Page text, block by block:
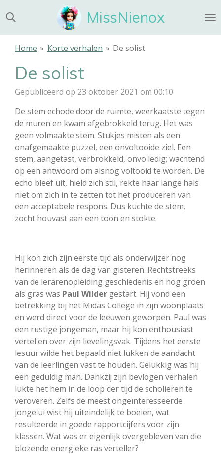
direct
naar
MissNienox
Home » Korte verhalen » De solist
De solist
Gepubliceerd op 23 oktober 2021 om 00:10
De stem echode door de ruimte, weerkaatste tegen
de muren en kwam afgebrokkeld terug. Het was
geen volmaakte stem. Stukjes misten als een
onafgemaakte puzzel, een onvoltooide ziel. Een
stem, aangetast, verbrokkeld, onvolledig; wachtend
op een antwoord om alsnog voltooid te worden. De
echo bleef uit, hield zich stil, rekte haar lange hals
niet om zich in te zetten tot het produceren van
een acceptabele respons. Dus kuchte de stem,
zocht houvast aan een toon en stokte.
Hij kon zich zijn eerste tijd als onderwijzer nog
herinneren als de dag van gisteren. Rechtstreeks
van de lerarenopleiding geschiedenis en nog groen
als gras was Paul Wilder gestart. Hij vond een
betrekking bij het Midas College in zijn woonplaats
en werd direct voor de leeuwen geworpen. Paul was
een rustige jongeman, maar hij kon enthousiast
vertellen over zijn lievelingsvak. Tijdens het eerste
lesuur wilde het bepaald niet lukken de aandacht
van de leerlingen vast te houden. Gelukkig was hij
een geduldig man. Dankzij zijn bevlogen verhalen
lukte het hem in de loop der tijd de scholieren te
veroveren. Zelfs de meest ongeïnteresseerde
jongelui wist hij uiteindelijk te boeien, wat
resulteerde in goede rapportcijfers voor zijn
klassen. Wat was er eigenlijk overgebleven van die
blozende energieke ras verteller?